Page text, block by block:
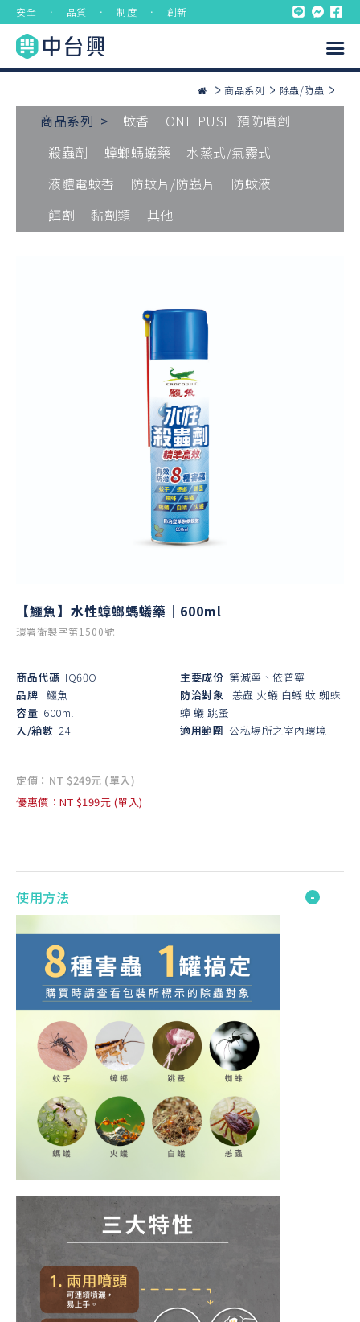
安全 ． 品質 ． 制度 ． 創新
商品系列 除蟲/防蟲
商品系列 > 蚊香
ONE PUSH 預防噴劑
殺蟲劑
蟑螂螞蟻藥
水蒸式/氣霧式
液體電蚊香
防蚊片/防蟲片
防蚊液
餌劑
黏劑類 其他
【鱷魚】水性蟑螂螞蟻藥｜600ml
環署衛製字第1500號
商品代碼 IQ60O
品牌 鱷魚
容量 600ml
入/箱數 24
主要成份 第滅寧、依普寧
防治對象 恙蟲 火蟻 白蟻 蚊 蜘蛛
蟑 蟻 跳蚤
適用範圍 公私場所之室內環境
定價：NT $249元 (單入)
優惠價：NT $199元 (單入)
使用方法